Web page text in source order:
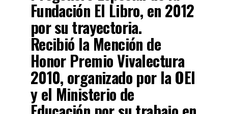
Fundación El Libro, en 2012
por su trayectoria.
Recibió la Mención de
Honor Premio Vivalectura
2010, organizado por la OEI
y el Ministerio de